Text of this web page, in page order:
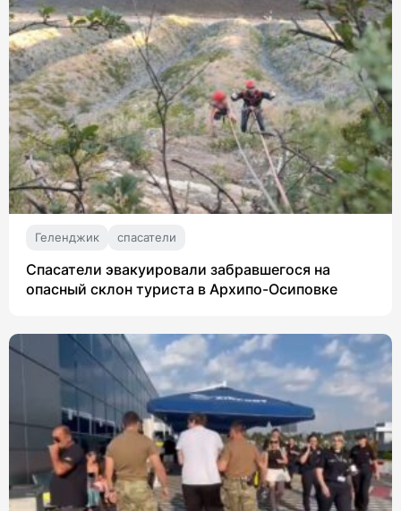
Геленджик спасатели
Спасатели эвакуировали забравшегося на
опасный склон туриста в Архипо-Осиповке